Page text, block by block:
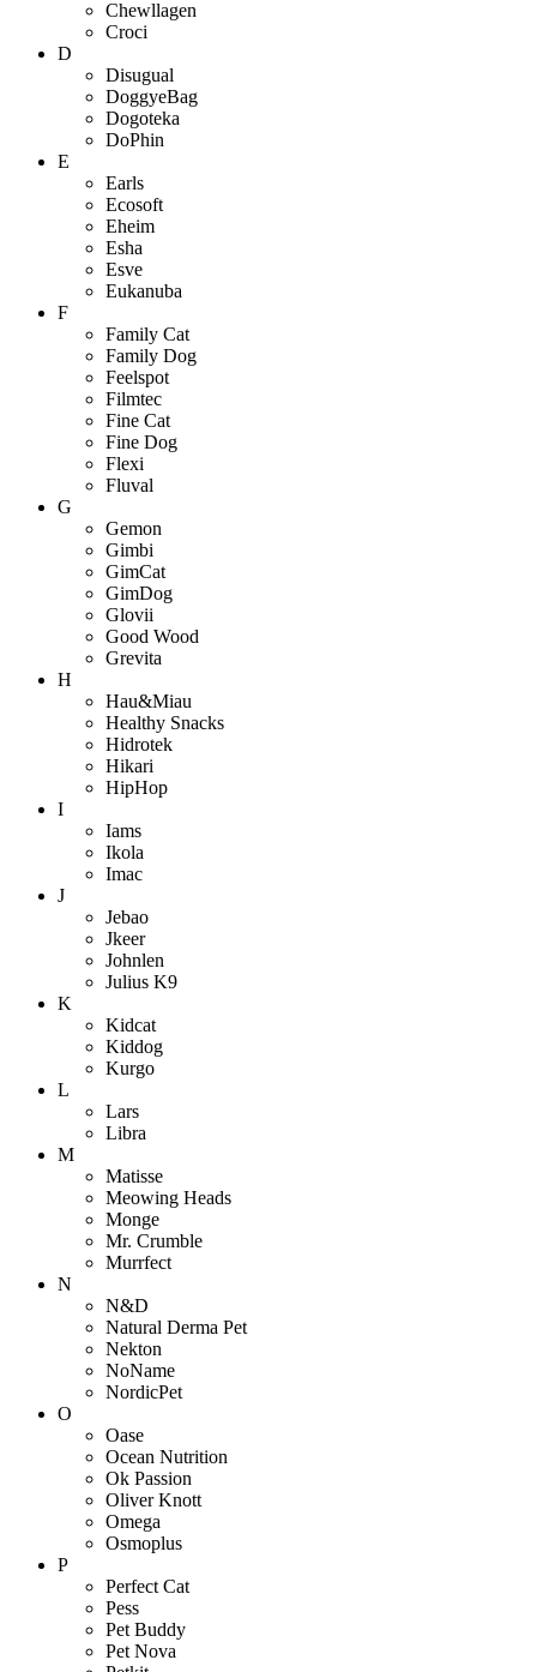
Chewllagen
Croci
D
Disugual
DoggyeBag
Dogoteka
DoPhin
E
Earls
Ecosoft
Eheim
Esha
Esve
Eukanuba
F
Family Cat
Family Dog
Feelspot
Filmtec
Fine Cat
Fine Dog
Flexi
Fluval
G
Gemon
Gimbi
GimCat
GimDog
Glovii
Good Wood
Grevita
H
Hau&Miau
Healthy Snacks
Hidrotek
Hikari
HipHop
I
Iams
Ikola
Imac
J
Jebao
Jkeer
Johnlen
Julius K9
K
Kidcat
Kiddog
Kurgo
L
Lars
Libra
M
Matisse
Meowing Heads
Monge
Mr. Crumble
Murrfect
N
N&D
Natural Derma Pet
Nekton
NoName
NordicPet
O
Oase
Ocean Nutrition
Ok Passion
Oliver Knott
Omega
Osmoplus
P
Perfect Cat
Pess
Pet Buddy
Pet Nova